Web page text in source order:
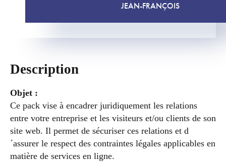
JEAN-FRANÇOIS
Description
Objet :
Ce pack vise à encadrer juridiquement les relations
entre votre entreprise et les visiteurs et/ou clients de son
site web. Il permet de sécuriser ces relations et d
´assurer le respect des contraintes légales applicables en
matière de services en ligne.